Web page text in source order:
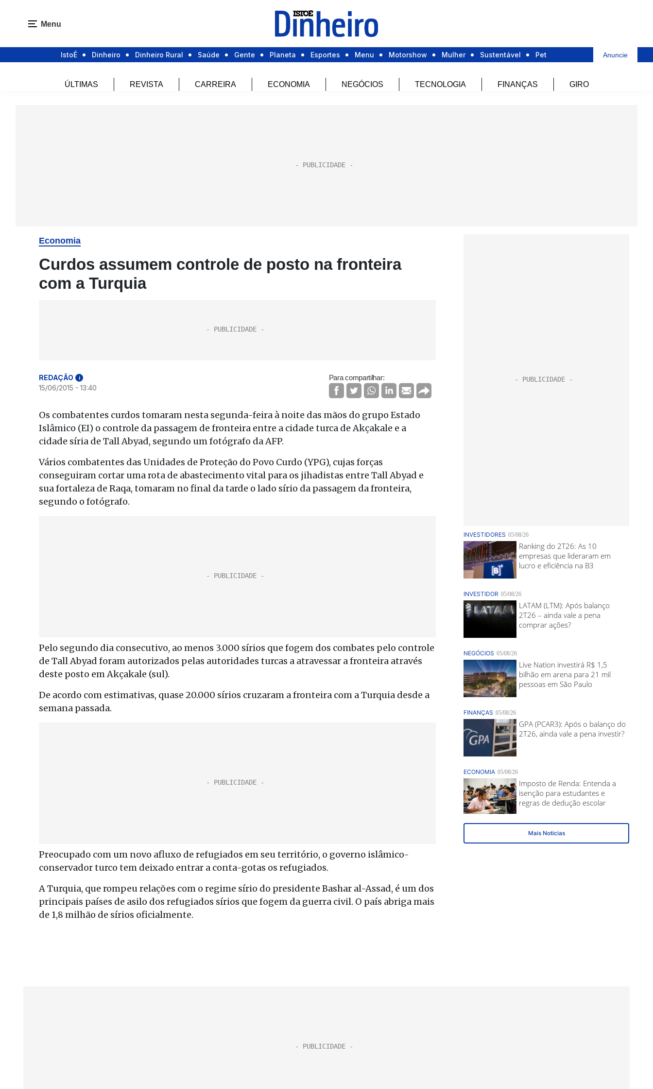
Menu
IstoÉ Dinheiro Dinheiro Rural Saúde Gente Planeta Esportes Menu Motorshow Mulher Sustentável Pet Anuncie
ÚLTIMAS REVISTA CARREIRA ECONOMIA NEGÓCIOS TECNOLOGIA FINANÇAS GIRO
Economia
Curdos assumem controle de posto na fronteira
com a Turquia
REDAÇÃO i
15/06/2015 - 13:40
Para compartilhar:
Os combatentes curdos tomaram nesta segunda-feira à noite das mãos do grupo Estado
Islâmico (EI) o controle da passagem de fronteira entre a cidade turca de Akçakale e a
cidade síria de Tall Abyad, segundo um fotógrafo da AFP.
Vários combatentes das Unidades de Proteção do Povo Curdo (YPG), cujas forças
conseguiram cortar uma rota de abastecimento vital para os jihadistas entre Tall Abyad e
sua fortaleza de Raqa, tomaram no final da tarde o lado sírio da passagem da fronteira,
segundo o fotógrafo.
Pelo segundo dia consecutivo, ao menos 3.000 sírios que fogem dos combates pelo controle
de Tall Abyad foram autorizados pelas autoridades turcas a atravessar a fronteira através
deste posto em Akçakale (sul).
De acordo com estimativas, quase 20.000 sírios cruzaram a fronteira com a Turquia desde a
semana passada.
Preocupado com um novo afluxo de refugiados em seu território, o governo islâmico-
conservador turco tem deixado entrar a conta-gotas os refugiados.
A Turquia, que rompeu relações com o regime sírio do presidente Bashar al-Assad, é um dos
principais países de asilo dos refugiados sírios que fogem da guerra civil. O país abriga mais
de 1,8 milhão de sírios oficialmente.